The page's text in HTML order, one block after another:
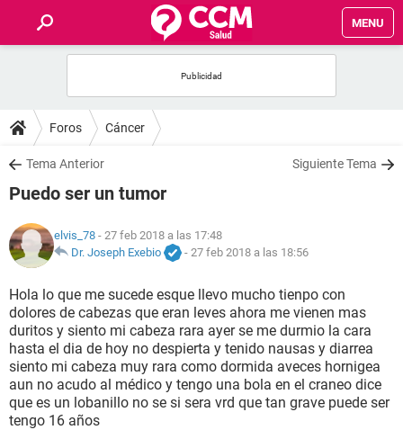
MENU
FOROS
SALUD
NUTRICIÓN
BIENESTAR
SEXUALIDAD
GLOSARIO
Foros Cáncer
Tema Anterior Siguiente Tema
Puedo ser un tumor
elvis_78 - 27 feb 2018 a las 17:48
Dr. Joseph Exebio
- 27 feb 2018 a las 18:56
Hola lo que me sucede esque llevo mucho tienpo con
dolores de cabezas que eran leves ahora me vienen mas
duritos y siento mi cabeza rara ayer se me durmio la cara
hasta el dia de hoy no despierta y tenido nausas y diarrea
siento mi cabeza muy rara como dormida aveces hornigea
aun no acudo al médico y tengo una bola en el craneo dice
que es un lobanillo no se si sera vrd que tan grave puede ser
tengo 16 años